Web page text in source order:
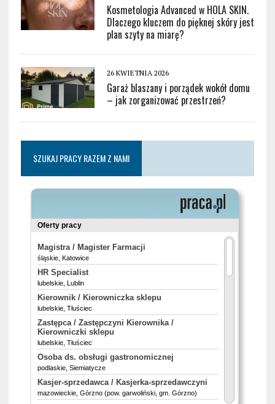
Kosmetologia Advanced w HOLA SKIN.
Dlaczego kluczem do pięknej skóry jest
plan szyty na miarę?
26 KWIETNIA 2026
Garaż blaszany i porządek wokół domu
– jak zorganizować przestrzeń?
SZUKAJ PRACY RAZEM Z NAMI